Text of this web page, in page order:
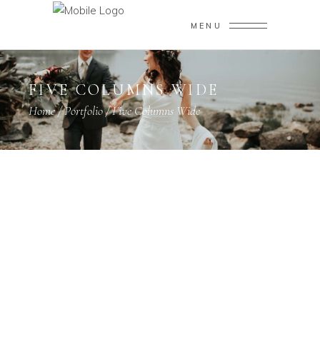
MENU
FIVE COLUMNS WIDE
Home/Portfolio/Five Columns Wide